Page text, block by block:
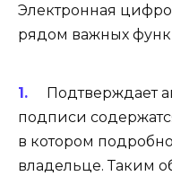
Электронная
рядом важных
Подтверждает
подписи
в котором
владельце. Таким